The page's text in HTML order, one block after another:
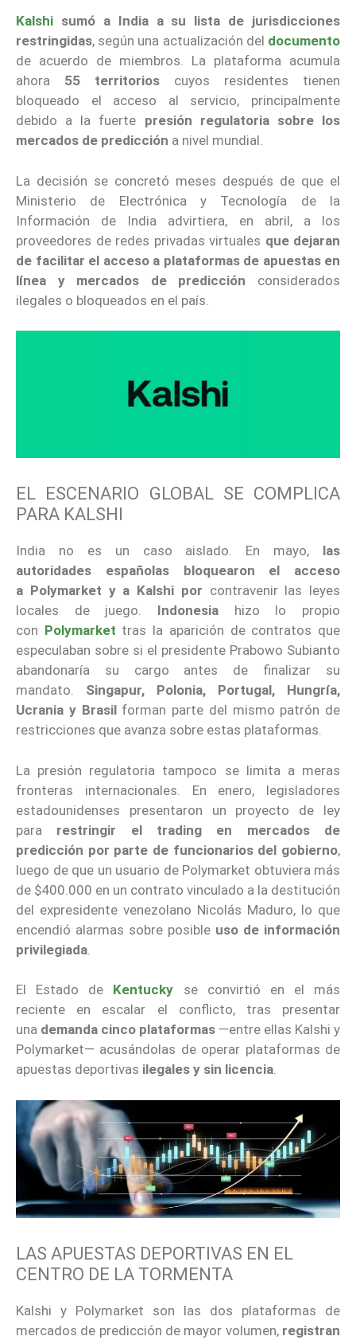
Kalshi sumó a India a su lista de jurisdicciones
restringidas, según una actualización del documento
de acuerdo de miembros. La plataforma acumula
ahora 55 territorios cuyos residentes tienen
bloqueado el acceso al servicio, principalmente
debido a la fuerte presión regulatoria sobre los
mercados de predicción a nivel mundial.
La decisión se concretó meses después de que el
Ministerio de Electrónica y Tecnología de la
Información de India advirtiera, en abril, a los
proveedores de redes privadas virtuales que dejaran
de facilitar el acceso a plataformas de apuestas en
línea y mercados de predicción considerados
ilegales o bloqueados en el país.
EL ESCENARIO GLOBAL SE COMPLICA
PARA KALSHI
India no es un caso aislado. En mayo, las
autoridades españolas bloquearon el acceso
a Polymarket y a Kalshi por contravenir las leyes
locales de juego. Indonesia hizo lo propio
con Polymarket tras la aparición de contratos que
especulaban sobre si el presidente Prabowo Subianto
abandonaría su cargo antes de finalizar su
mandato. Singapur, Polonia, Portugal, Hungría,
Ucrania y Brasilforman parte del mismo patrón de
restricciones que avanza sobre estas plataformas.
La presión regulatoria tampoco se limita a meras
fronteras internacionales. En enero, legisladores
estadounidenses presentaron un proyecto de ley
para restringir el trading en mercados de
predicción por parte de funcionarios del gobierno,
luego de que un usuario de Polymarket obtuviera más
de $400.000 en un contrato vinculado a la destitución
del expresidente venezolano Nicolás Maduro, lo que
encendió alarmas sobre posible uso de información
privilegiada
El Estado de Kentucky
se convirtió en el más
reciente en escalar el conflicto, tras presentar
una demanda cinco plataformas —entre ellas Kalshi y
Polymarket— acusándolas de operar plataformas de
apuestas deportivas ilegales y sin licencia.
LAS APUESTAS DEPORTIVAS EN EL
CENTRO DE LA TORMENTA
Kalshi y Polymarket son las dos plataformas de
mercados de predicción de mayor volumen, registran